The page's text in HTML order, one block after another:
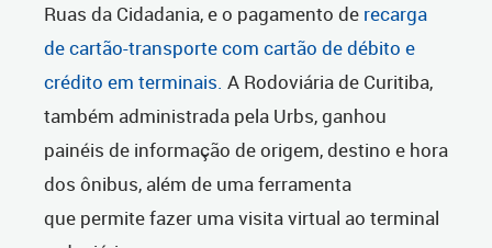
Ruas da Cidadania, e o pagamento de recarga
de cartão-transporte com cartão de débito e
crédito em terminais. A Rodoviária de Curitiba,
também administrada pela Urbs, ganhou
painéis de informação de origem, destino e hora
dos ônibus, além de uma ferramenta
que permite fazer uma visita virtual ao terminal